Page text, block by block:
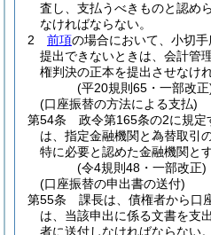
査し、支払うべきものと認め
なければならない。
2
前項の場合において、小切
提出できないときは、会計管
権判決の正本を提出させなけ
(平20規則65・一部改正
(口座振替の方法による支払)
第54条
政令第165条の2に規定
は、指定金融機関と為替取引
特に必要と認めた金融機関とす
(令4規則48・一部改正)
(口座振替の申出書の送付)
第55条
課長は、債権者から口
は、当該申出に係る文書を支
者に送付しなければならない。